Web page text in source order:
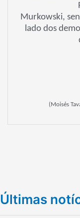
Murkowski,
lado dos
(Moisés
Últimas